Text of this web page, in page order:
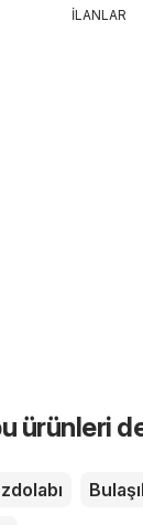
İLANLAR
ürünleri